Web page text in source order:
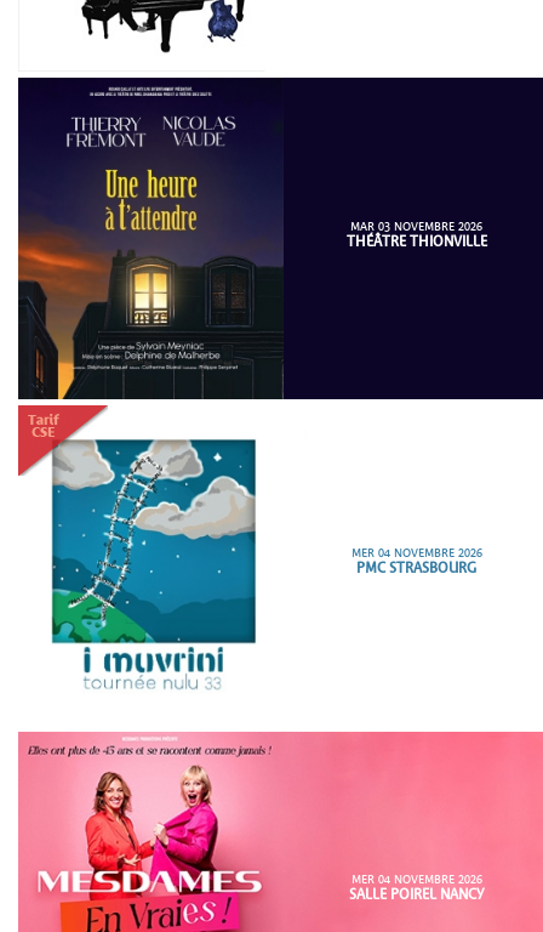
MAR 03 NOVEMBRE 2026
THÉÂTRE THIONVILLE
MER 04 NOVEMBRE 2026
PMC STRASBOURG
MER 04 NOVEMBRE 2026
SALLE POIREL NANCY